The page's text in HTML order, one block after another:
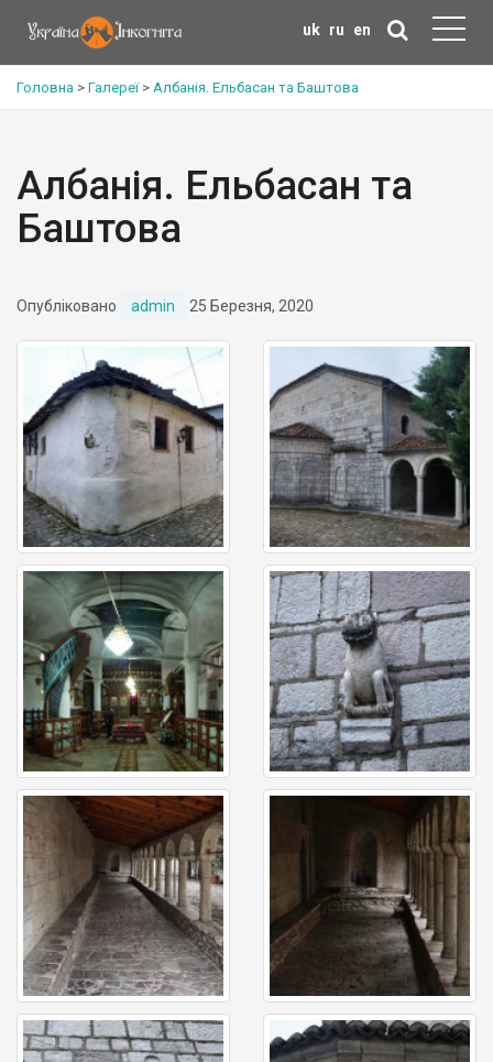
uk ru en
Головна > Галереї> Албанія. Ельбасан та Баштова
Албанія. Ельбасан та
Баштова
Опубліковано admin 25 Березня, 2020